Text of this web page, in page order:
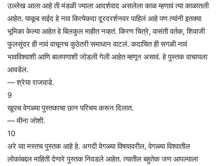
उल्लेख आला आहे ती मंडळी ज्याला आदर्शवाद असलेला काळ म्हणावं त्या काळातली
आहेत. याकूब सईद हे नाव कित्येकदा दूरदरर्शनवर पाहिलं आहे पण त्यांनी इतक्या
भूमिका केल्या आहेत हे बिलकुल माहीत नव्हतं. किरण चित्रे, वासंती वर्तक, शिवाजी
फुलसुंदर ही नावं वाचूनच कुठेतरी समाधान वाटलं. कदाचित ही सगळी नावं
भावविश्वाशी आणि बालपणाशी जोडली गेली आहेत म्हणून असावं. हे पुस्तक वाचायला
आवडेल.
— श्रेया राजवाडे.
9
खूपच वेगळ्या पुस्तकाचा छान परिचय करून दिलात.
— मीना जोशी.
10
अरे व्वा मस्तच पुस्तक आहे हे. अगदी वेगळ्या विषयावरील, वेगळ्या विश्वातील
लोकांबद्दल माहिती देणारे पुस्तक निवडले आहेत. त्यातील बहुतेक जण आपल्याला